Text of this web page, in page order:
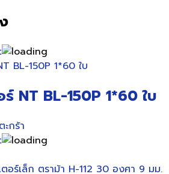
NT BL-150P 1*60 ใบ
ะกร้า